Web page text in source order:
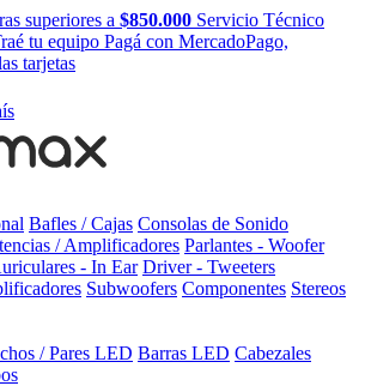
superiores a $850.000 Servicio Técnico
tu equipo Pagá con MercadoPago,
tarjetas
Bafles / Cajas Consolas de Sonido
/ Amplificadores Parlantes - Woofer
- In Ear Driver - Tweeters
Subwoofers Componentes Stereos
/ Pares LED Barras LED Cabezales